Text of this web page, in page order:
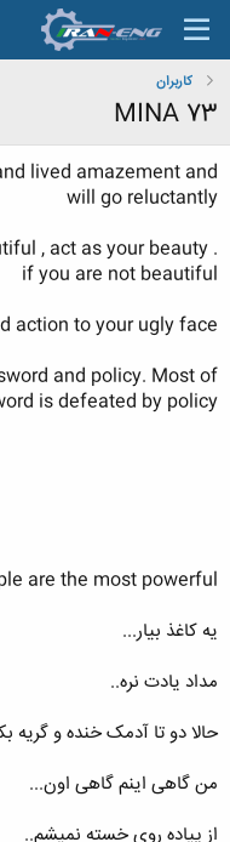
کاربران
MINA 73
lived amazement and
will go reluctantly
, act as your beauty .
if you are not beautiful
action to your ugly face
and policy. Most of
is defeated by policy
are the most powerful
یه کاغذ بیار...
مداد یادت نره..
حالا دو تا آدمک خنده و
من گاهی اینم گاهی اون...
از پیاده روی خسته نمیشم..